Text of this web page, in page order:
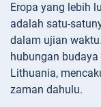
Eropa yang lebih
adalah satu-
dalam ujian
hubungan
Lithuania,
zaman dahulu.